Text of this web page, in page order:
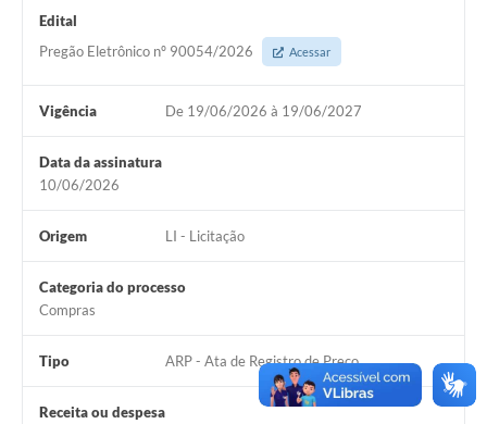
Edital
Pregão Eletrônico nº 90054/2026
Acessar
Vigência De 19/06/2026 à 19/06/2027
Data da assinatura
10/06/2026
Origem LI - Licitação
Categoria do processo
Compras
Tipo ARP - Ata de Registro de Preço
Receita ou despesa